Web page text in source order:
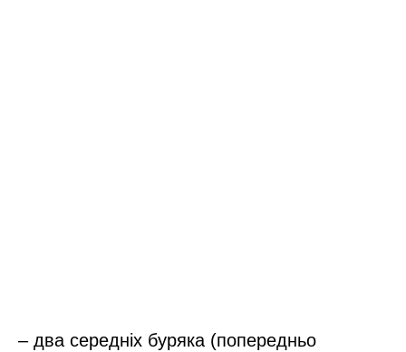
– два середніх буряка (попередньо